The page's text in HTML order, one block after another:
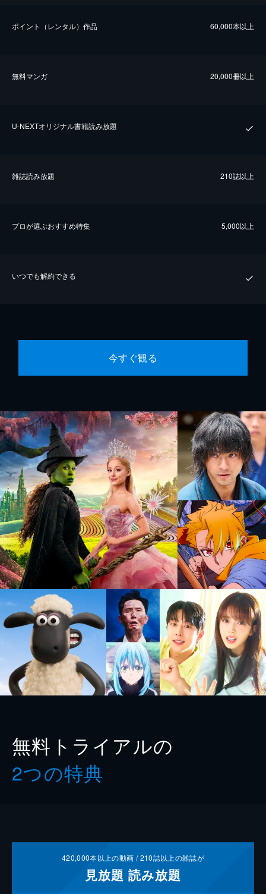
ポイント（レンタル）作品 60,000本以上
無料マンガ 20,000冊以上
U-NEXTオリジナル書籍読み放題
雑誌読み放題 210誌以上
プロが選ぶおすすめ特集 5,000以上
いつでも解約できる
今すぐ観る
無料トライアルの
2つの特典
420,000本以上の動画 /210誌以上の雑誌が
見放題 読み放題